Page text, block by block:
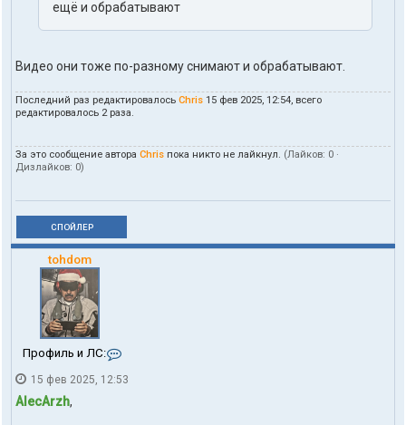
ещё и обрабатывают
Видео они тоже по-разному снимают и обрабатывают.
Последний раз редактировалось Chris 15 фев 2025, 12:54, всего
редактировалось 2 раза.
За это сообщение автора Chris пока никто не лайкнул. (Лайков: 0 ·
Дизлайков: 0)
СПОЙЛЕР
tohdom
Профиль и ЛС:
н
15 фев 2025, 12:53
AlecArzh,